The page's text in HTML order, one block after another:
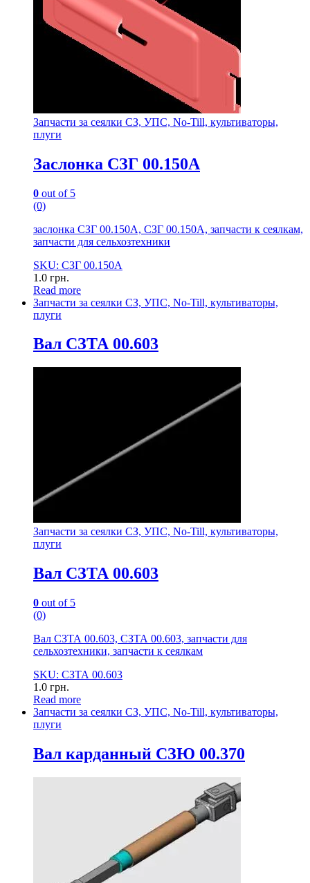
Запчасти за сеялки СЗ, УПС, No-Till, культиваторы,
плуги
Заслонка СЗГ 00.150А
0 out of 5
(0)
заслонка СЗГ 00.150А, СЗГ 00.150А, запчасти к сеялкам,
запчасти для сельхозтехники
SKU: СЗГ 00.150А
1.0 грн.
Read more
Запчасти за сеялки СЗ, УПС, No-Till, культиваторы,
плуги
Вал СЗТА 00.603
Запчасти за сеялки СЗ, УПС, No-Till, культиваторы,
плуги
Вал СЗТА 00.603
0 out of 5
(0)
Вал СЗТА 00.603, СЗТА 00.603, запчасти для
сельхозтехники, запчасти к сеялкам
SKU: СЗТА 00.603
1.0 грн.
Read more
Запчасти за сеялки СЗ, УПС, No-Till, культиваторы,
плуги
Вал карданный СЗЮ 00.370